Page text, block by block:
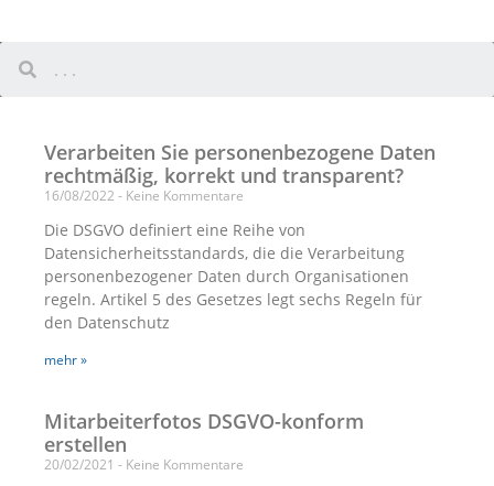
Verarbeiten Sie personenbezogene Daten
rechtmäßig, korrekt und transparent?
16/08/2022 Keine Kommentare
Die DSGVO definiert eine Reihe von
Datensicherheitsstandards, die die Verarbeitung
personenbezogener Daten durch Organisationen
regeln. Artikel 5 des Gesetzes legt sechs Regeln für
den Datenschutz
mehr »
Mitarbeiterfotos DSGVO-konform
erstellen
20/02/2021 Keine Kommentare